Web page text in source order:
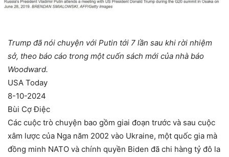
Trump đã nói chuyện với Putin tới 7 lần sau khi rời nhiệm
sở, theo báo cáo trong một cuốn sách mới của nhà báo
Woodward.
USA Today
8-10-2024
Bùi Cợ Điệc
Các cuộc trò chuyện bao gồm giai đoạn trước và sau cuộc
xâm lược của Nga năm 2002 vào Ukraine, một quốc gia mà
đồng minh NATO và chính quyền Biden đã chi hàng tỷ đô la